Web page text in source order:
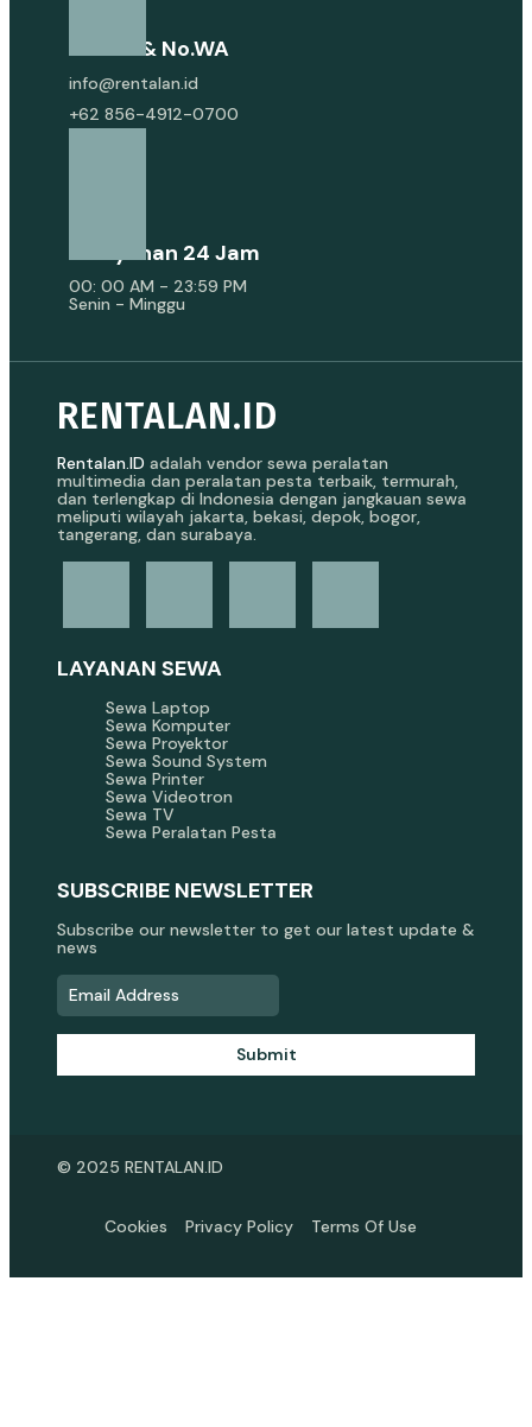
E-Mail & No.WA
info@rentalan.id
+62 856-4912-0700
Pelayanan 24 Jam
00: 00 AM - 23:59 PM
Senin - Minggu
RENTALAN.ID
Rentalan.ID adalah vendor sewa peralatan
multimedia dan peralatan pesta terbaik, termurah,
dan terlengkap di Indonesia dengan jangkauan sewa
meliputi wilayah jakarta, bekasi, depok, bogor,
tangerang, dan surabaya.
LAYANAN SEWA
Sewa Laptop
Sewa Komputer
Sewa Proyektor
Sewa Sound System
Sewa Printer
Sewa Videotron
Sewa TV
Sewa Peralatan Pesta
SUBSCRIBE NEWSLETTER
Subscribe our newsletter to get our latest update &
news
Submit
© 2025 RENTALAN.ID
Cookies Privacy Policy Terms Of Use